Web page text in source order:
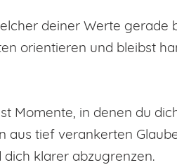
deiner Werte
orientieren und bleibst
Momente, in denen du
aus tief verankerten
klarer abzugrenzen.